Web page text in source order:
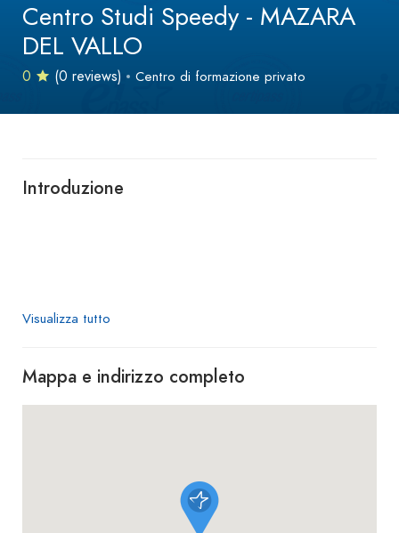
Centro Studi Speedy - MAZARA
DEL VALLO
0 (0 reviews) Centro di formazione privato
Introduzione
Visualizza tutto
Mappa e indirizzo completo